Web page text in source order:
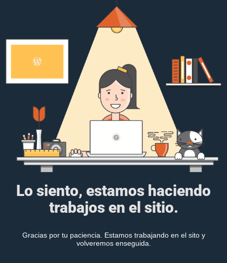
Lo siento, estamos haciendo
trabajos en el sitio.
Gracias por tu paciencia. Estamos trabajando en el sito y
volveremos enseguida.